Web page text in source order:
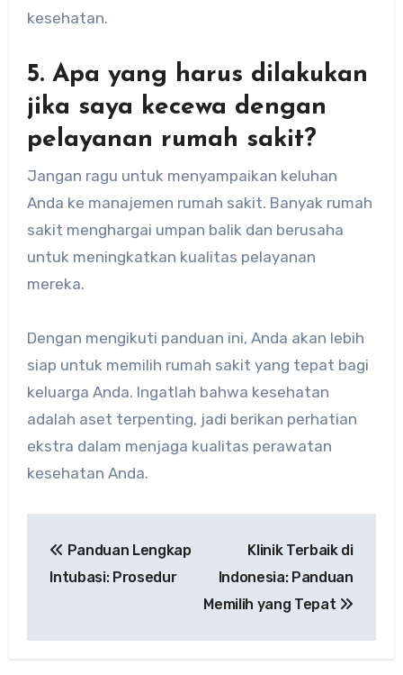
kesehatan.
5. Apa yang harus dilakukan
jika saya kecewa dengan
pelayanan rumah sakit?
Jangan ragu untuk menyampaikan keluhan
Anda ke manajemen rumah sakit. Banyak rumah
sakit menghargai umpan balik dan berusaha
untuk meningkatkan kualitas pelayanan
mereka.
Dengan mengikuti panduan ini, Anda akan lebih
siap untuk memilih rumah sakit yang tepat bagi
keluarga Anda. Ingatlah bahwa kesehatan
adalah aset terpenting, jadi berikan perhatian
ekstra dalam menjaga kualitas perawatan
kesehatan Anda.
navigation
Panduan Lengkap
Intubasi: Prosedur
Klinik Terbaik di
Indonesia: Panduan
Memilih yang Tepat